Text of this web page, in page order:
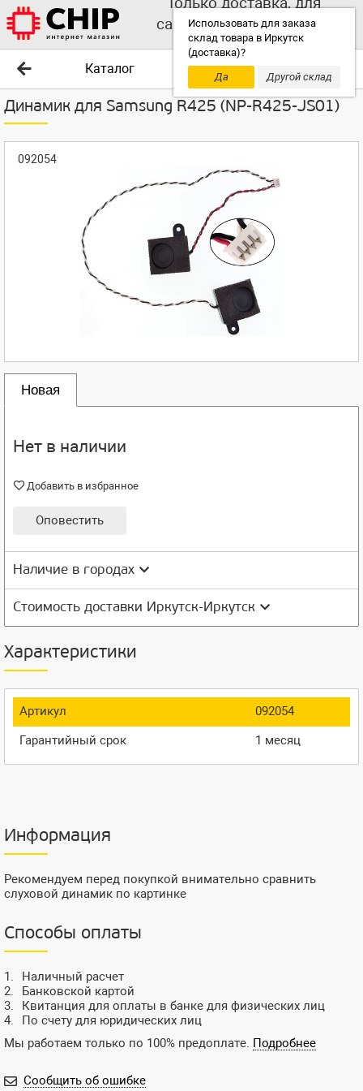
Использовать для заказа
склад товара в Иркутск
(доставка)?
Да
Другой склад
самовывоза выбирайте
другой склад!
Каталог
Динамик для Samsung R425 (NP-R425-JS01)
092054
Новая
Нет в наличии
Добавить в избранное
Оповестить
Наличие в городах
Стоимость доставки Иркутск-Иркутск
Характеристики
Артикул
092054
Гарантийный срок
1 месяц
Информация
Рекомендуем перед покупкой внимательно сравнить
слуховой динамик по картинке
Способы оплаты
Наличный расчет
Банковской картой
Квитанция для оплаты в банке для физических лиц
По счету для юридических лиц
Мы работаем только по 100% предоплате. Подробнее
Сообщить об ошибке